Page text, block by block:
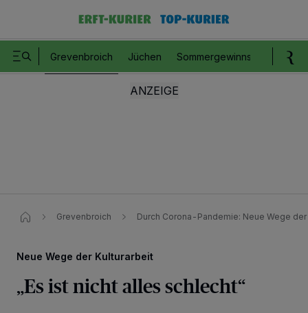
Grevenbroich Jüchen Sommergewinnspiel
Grevenbroich Durch Corona-Pandemie: Neue Wege
Neue Wege der Kulturarbeit
„Es ist nicht alles schlecht“